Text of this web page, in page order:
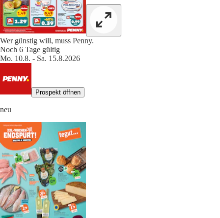
Wer günstig will, muss Penny.
Noch 6 Tage gültig
Mo. 10.8. - Sa. 15.8.2026
Prospekt öffnen
neu